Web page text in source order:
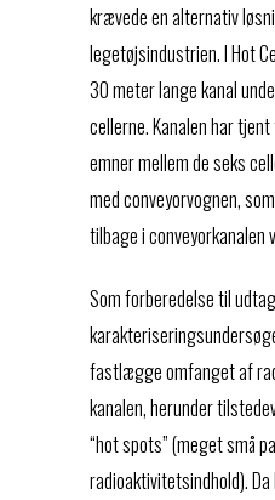
krævede en alternativ
legetøjsindustrien. I Hot
30 meter lange kanal
cellerne. Kanalen har
emner mellem de seks
med conveyorvognen,
tilbage i
Som forberedelse til
fastlægge omfanget af
kanalen, herunder
“hot spots” (meget små
radioaktivitetsindhold).